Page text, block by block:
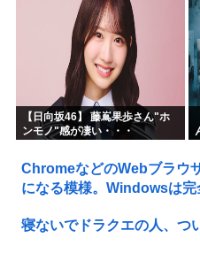
【日向坂46】 藤嶌果歩さん"ホ
ンモノ"感が凄い・・・
ChromeなどのWebブラウ
になる模様。Windowsは完
寝ないでドラクエの人、つ